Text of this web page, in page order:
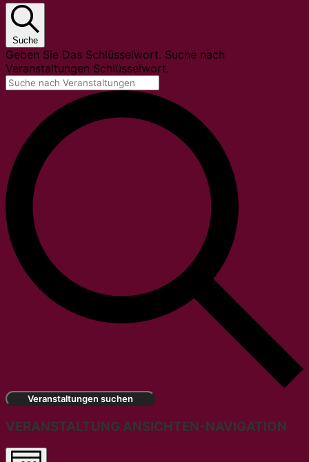
Suche
Geben Sie Das Schlüsselwort. Suche nach
Veranstaltungen Schlüsselwort.
Veranstaltungen suchen
VERANSTALTUNG ANSICHTEN-NAVIGATION